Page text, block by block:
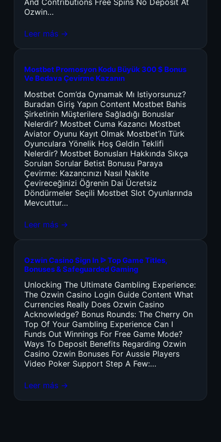
Ozwin…
Leer más →
Mostbet Promosyon Kodu Büyük 300 $ Bonus
Ve Bedava Çevirme Kazanın
Mostbet Com’da Oynamak Mı Istiyorsunuz?
Buradan Giriş Yapın Content Mostbet Bahis
Şirketinin Müşterilere Sağladığı Bonuslar
Nelerdir? Mostbet Cuma Kazancı Mostbet
Aviator Oyunu Kayıt Olmak Mostbet’in Türk
Oyunculara Yönelik Hoş Geldin Teklifi
Nelerdir? Mostbet Bonusları Hakkında Sıkça
Sorulan Sorular Betist Bonusu Paraya
Çevirme: Kazancınızı Nasıl Nakite
Çevireceğinizi Öğrenin Dai Ücretsiz
Döndürmeler Seçili Mostbet Slot Oyunlarında
Mevcuttur…
Leer más →
Ozwin Casino Sign In ᐉ Top Game Titles,
Bonuses & Safeguarded Gaming
Unlocking The Ultimate Gambling Experience:
The Ozwin Casino Login Guide Content What
Currencies Really Does Ozwin Casino
Acknowledge? Bonus Rounds: The Cherry On
Top Of Your Gambling Experience Can I
Funds Out Winnings For Free Game Mode?
Ways To Deposit Benefits Regarding Ozwin
Casino Ozwin Bonuses For Aussie Players
Video Poker Support Step A Few:…
Leer más →